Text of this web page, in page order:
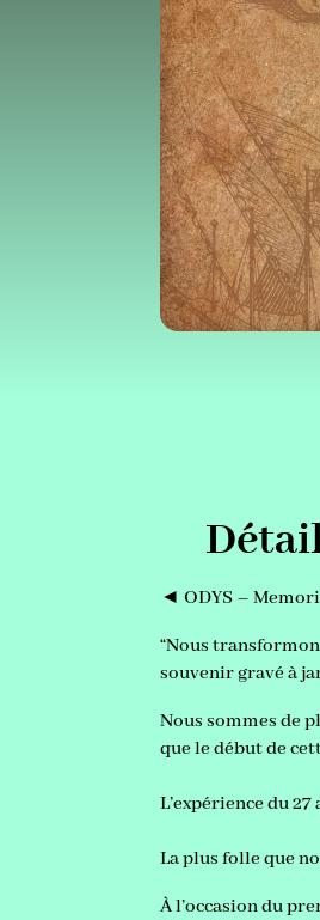
◄ ODYS –
“Nous
souvenir gravé à
Nous sommes de
que le début de
L’expérience du
La plus folle que
À l’occasion du